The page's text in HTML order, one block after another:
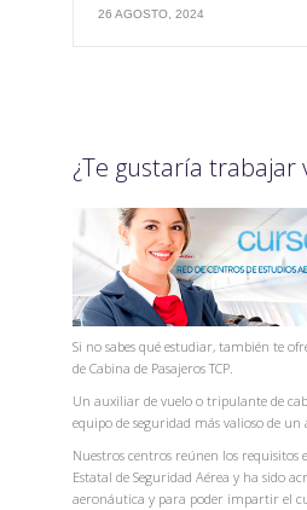
26 AGOSTO, 2024
¿Te gustaría trabajar
Si no sabes qué estudiar, también te
de Cabina de Pasajeros TCP.
Un auxiliar de vuelo o tripulante de
equipo de seguridad más valioso de un
Nuestros centros reúnen los requisitos
Estatal de Seguridad Aérea y ha sido
aeronáutica y para poder impartir el